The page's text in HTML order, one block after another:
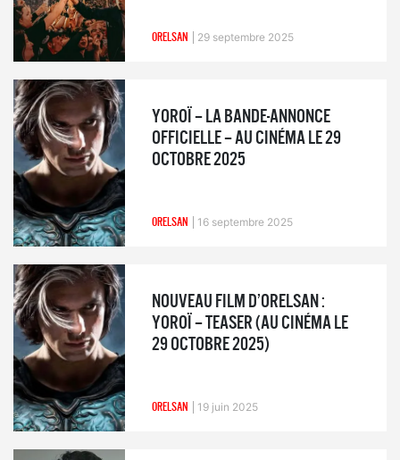
ORELSAN 29 septembre 2025
YOROÏ – LA BANDE-ANNONCE
OFFICIELLE – AU CINÉMA LE 29
OCTOBRE 2025
ORELSAN 16 septembre 2025
NOUVEAU FILM D’ORELSAN :
YOROÏ – TEASER (AU CINÉMA LE
29 OCTOBRE 2025)
ORELSAN 19 juin 2025